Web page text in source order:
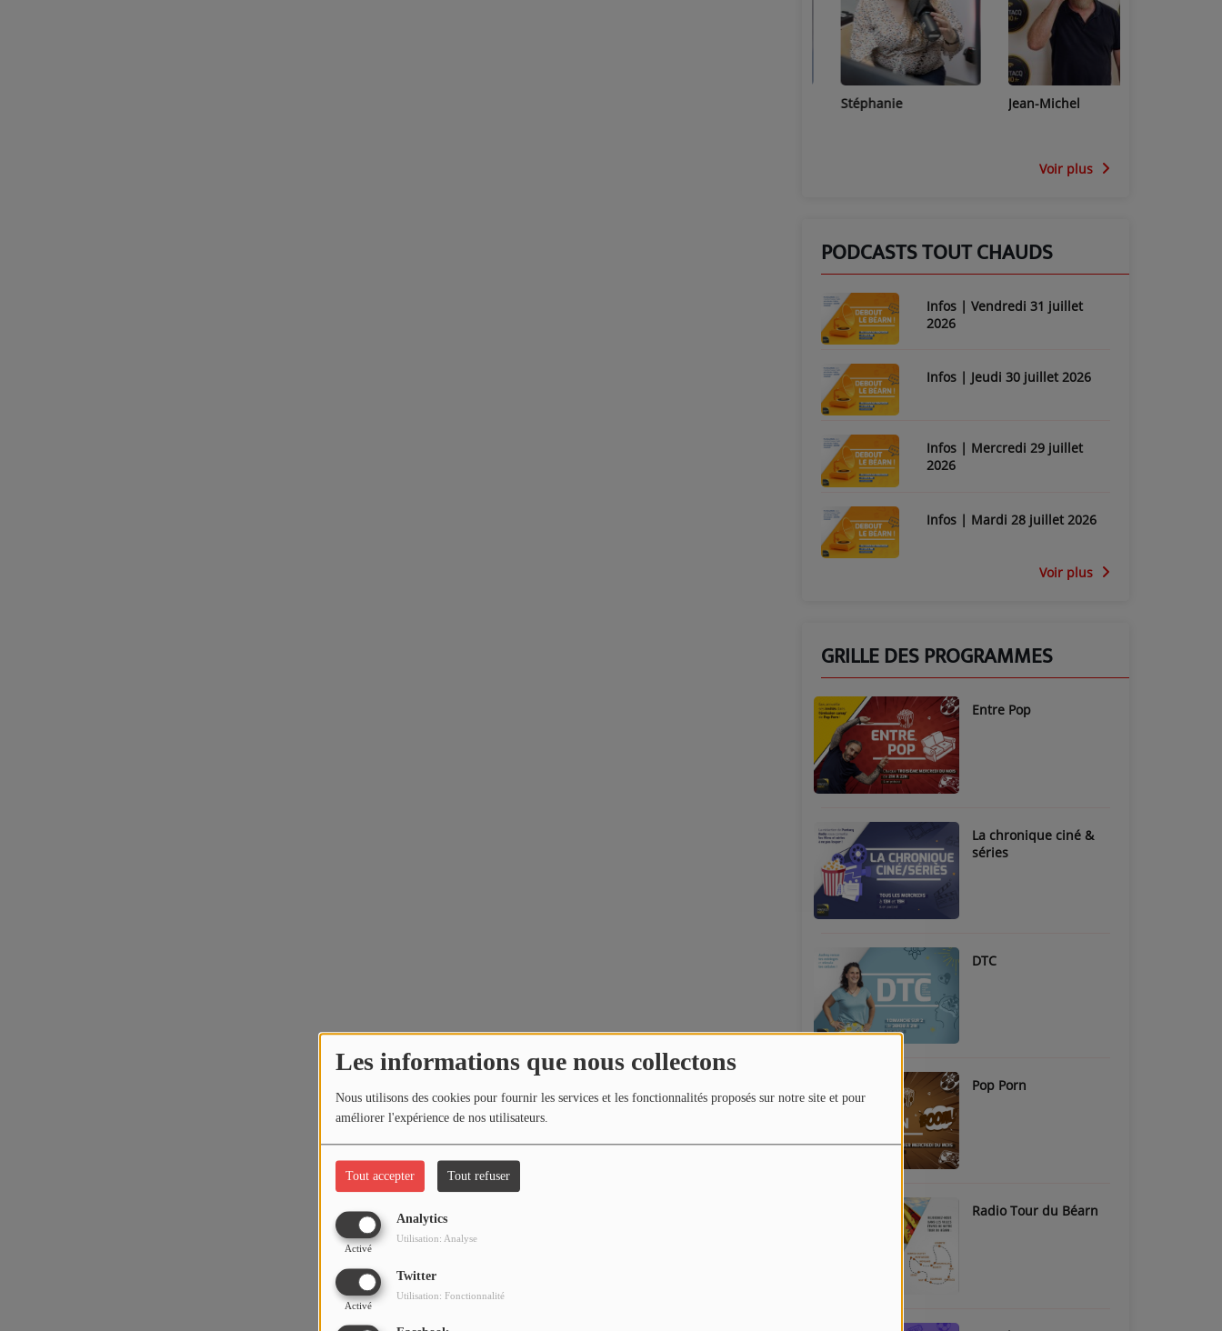
Les informations que nous collectons
Nous utilisons des cookies pour fournir les services et les fonctionnalités proposés sur notre site et pour
améliorer l'expérience de nos utilisateurs.
Tout accepter Tout refuser
Analytics
Activé
Utilisation: Analyse
Twitter
Activé
Utilisation: Fonctionnalité
Stéphanie Jean-Michel
Voir plus
PODCASTS TOUT CHAUDS
Infos | Vendredi 31 juillet
2026
Infos | Jeudi 30 juillet 2026
Infos | Mercredi 29 juillet
2026
Infos | Mardi 28 juillet 2026
Voir plus
GRILLE DES PROGRAMMES
Entre Pop
La chronique ciné &
séries
DTC
Pop Porn
Radio Tour du Béarn